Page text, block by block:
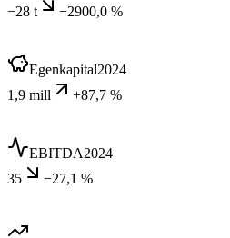
−28 t
−2900,0 %
Egenkapital2024
1,9 mill
+87,7 %
EBITDA2024
35
−27,1 %